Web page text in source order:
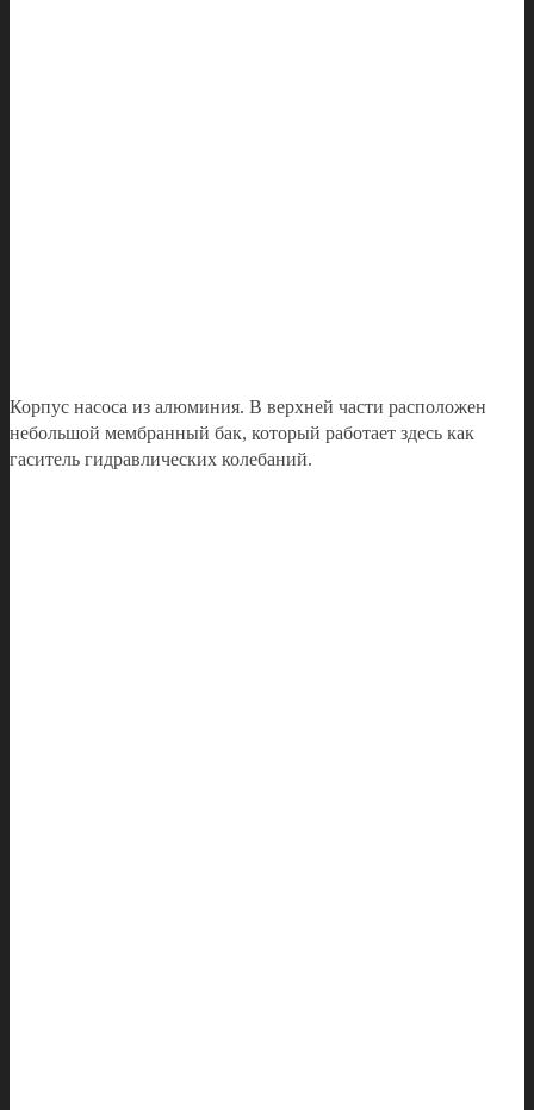
Корпус насоса из алюминия. В верхней части расположен
небольшой мембранный бак, который работает здесь как
гаситель гидравлических колебаний.